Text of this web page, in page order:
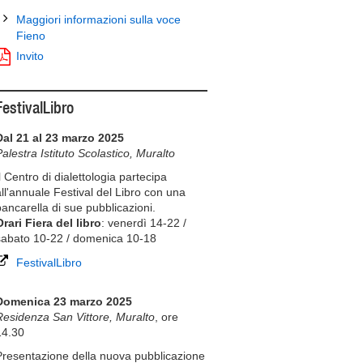
Maggiori informazioni sulla voce
Fieno
Invito
21 al 23 marzo 2025
Istituto Scolastico, Muralto
Centro di dialettologia partecipa
Festival del Libro con una
di sue pubblicazioni.
Fiera del libro: venerdì 14-22 /
10-22 / domenica 10-18
FestivalLibro
23 marzo 2025
San Vittore, Muralto , ore
della nuova pubblicazione